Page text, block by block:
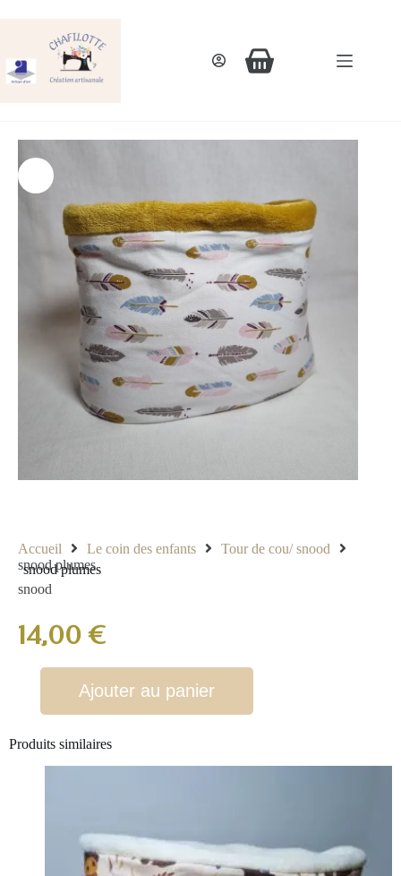
Accueil Le coin des enfants
Tour de cou/ snood
snood plumes
snood plumes
snood
14,00€
Ajouter au panier
Produits similaires